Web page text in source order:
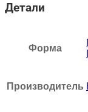
Детали
Форма
Производитель